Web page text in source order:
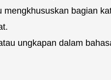
mengkhususkan bagian
ungkapan dalam